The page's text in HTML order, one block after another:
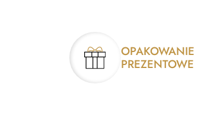
OPAKOWANIE
PREZENTOWE